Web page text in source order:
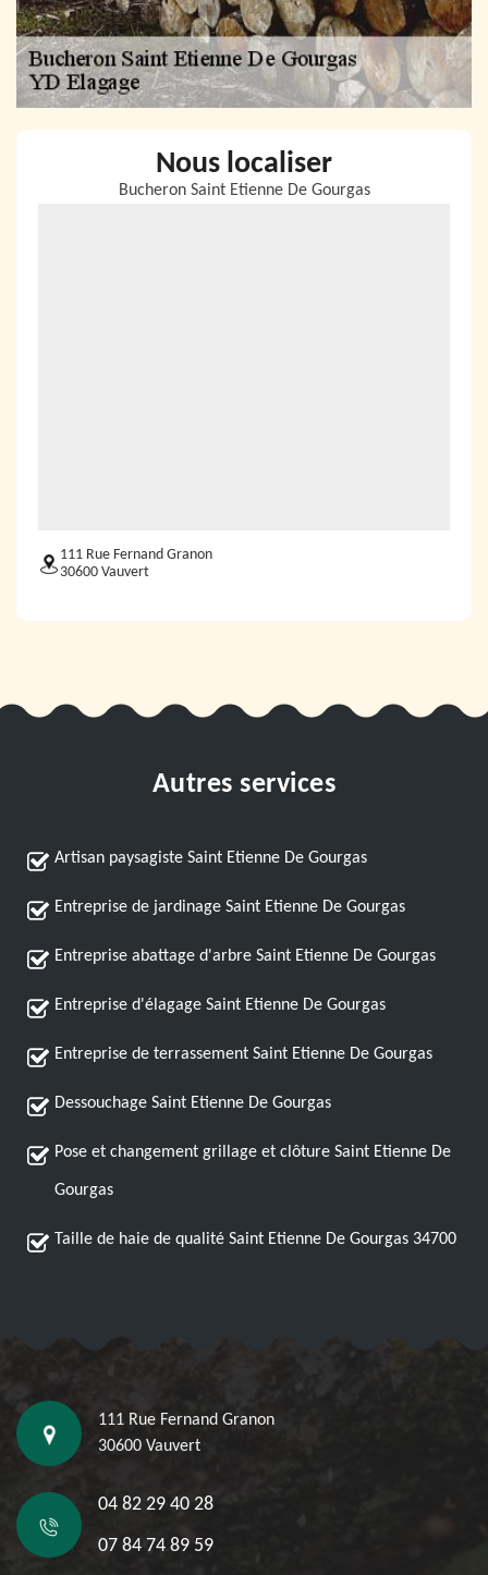
Nous localiser
Bucheron Saint Etienne De Gourgas
111 Rue Fernand Granon
30600 Vauvert
Autres services
Artisan paysagiste Saint Etienne De Gourgas
Entreprise de jardinage Saint Etienne De Gourgas
Entreprise abattage d'arbre Saint Etienne De Gourgas
Entreprise d'élagage Saint Etienne De Gourgas
Entreprise de terrassement Saint Etienne De Gourgas
Dessouchage Saint Etienne De Gourgas
Pose et changement grillage et clôture Saint Etienne De
Gourgas
Taille de haie de qualité Saint Etienne De Gourgas 34700
111 Rue Fernand Granon
30600 Vauvert
04 82 29 40 28
07 84 74 89 59